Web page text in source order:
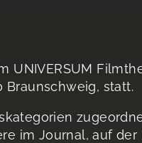
Braunschweig, statt.
im Journal, auf